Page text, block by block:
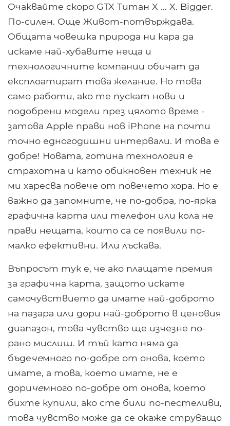
Очаквайте скоро GTX Титан X ... X. Bigger.
По-силен. Още Живот-потвърждава.
Общата човешка природа ни кара да
искаме най-хубавите неща и
технологичните компании обичат да
експлоатират това желание. Но това
само работи, ако те пускат нови и
подобрени модели през цялото време -
затова Apple прави нов iPhone на почти
точно едногодишни интервали. И това е
добре! Новата, готина технология е
страхотна и като обикновен техник не
ми харесва повече от повечето хора. Но е
важно да запомните, че по-добра, по-ярка
графична карта или телефон или кола не
прави нещата, които са се появили по-
малко ефективни. Или лъскава.
Въпросът тук е, че ако плащате премия
за графична карта, защото искате
самочувствието да имате най-доброто
на пазара или дори най-доброто в ценовия
диапазон, това чувство ще изчезне по-
рано мислиш. И тъй като няма да
бъдечемного по-добре от онова, което
имате, а това, което имате, не е
доричемного по-добре от онова, което
бихте купили, ако сте били по-пестеливи,
това чувство може да се окаже струващо